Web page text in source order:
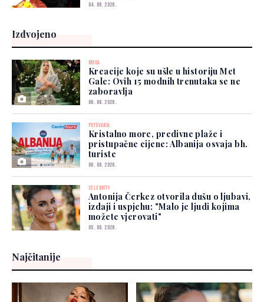
04. 08. 2026.
Izdvojeno
MODA
Kreacije koje su ušle u historiju Met
Gale: Ovih 15 modnih trenutaka se ne
zaboravlja
06. 08. 2026.
PUTOVANJA
Kristalno more, predivne plaže i
pristupačne cijene: Albanija osvaja bh.
turiste
06. 08. 2026.
CELEBRITY
Antonija Čerkez otvorila dušu o ljubavi,
izdaji i uspjehu: "Malo je ljudi kojima
možete vjerovati"
05. 08. 2026.
Najčitanije